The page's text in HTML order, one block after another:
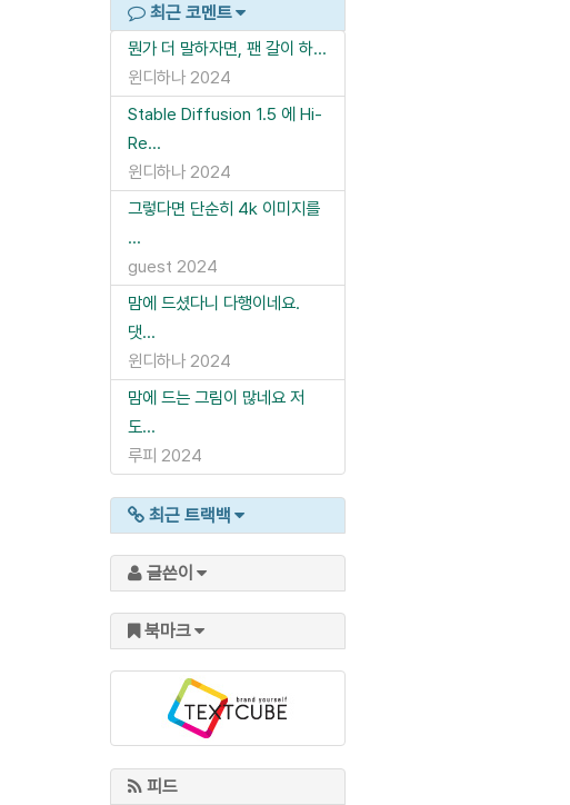
최근 코멘트
뭔가 더 말하자면, 팬 갈이 하...
윈디하나 2024
Stable Diffusion 1.5 에 Hi-
Re...
윈디하나 2024
그렇다면 단순히 4k 이미지를
...
guest 2024
맘에 드셨다니 다행이네요.
댓...
윈디하나 2024
맘에 드는 그림이 많네요 저
도...
루피 2024
최근 트랙백
글쓴이
북마크
피드